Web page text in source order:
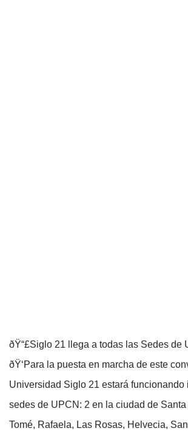
ðŸ“£Siglo 21 llega a todas las Sedes de
ðŸ‘Para la puesta en marcha de este
Universidad Siglo 21 estará funcionando
sedes de UPCN: 2 en la ciudad de
Tomé, Rafaela, Las Rosas, Helvecia,